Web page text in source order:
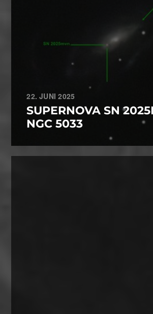
22. JUNI 2025
SUPERNOVA SN
NGC 5033